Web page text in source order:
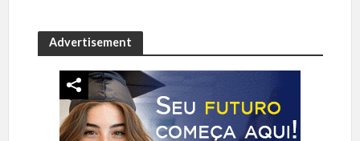
Advertisement